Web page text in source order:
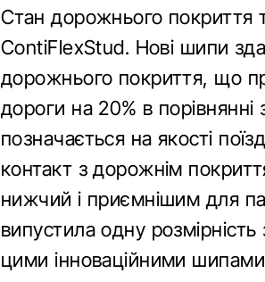
Стан дорожнього покриття
ContiFlexStud. Нові шипи
дорожнього покриття, що
дороги на 20% в
позначається на якості
контакт з дорожнім
нижчий і приємнішим для
випустила одну
цими інноваційними